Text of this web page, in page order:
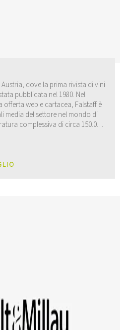
dove la prima rivista di vini
pubblicata nel 1980. Nel
web e cartacea, Falstaff è
media del settore nel mondo di
complessiva di circa 150.000
guide, suddivise per